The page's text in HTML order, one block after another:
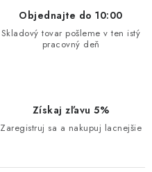
Objednajte do 10:00
Skladový tovar pošleme v ten istý
pracovný deň
Získaj zľavu 5%
Zaregistruj sa a nakupuj lacnejšie